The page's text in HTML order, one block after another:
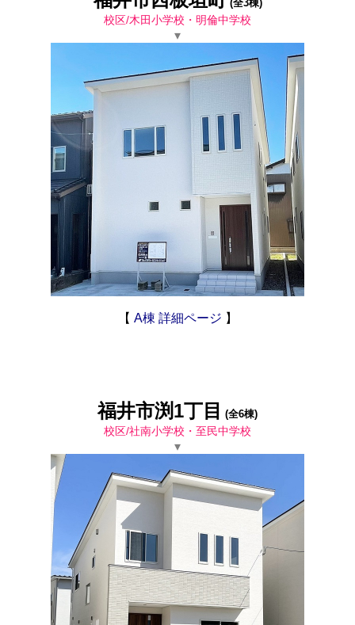
(全3棟)
校区/木田小学校・明倫中学校
▾
【 A棟 詳細ページ 】
福井市渕1丁目 (全6棟)
校区/社南小学校・至民中学校
▾